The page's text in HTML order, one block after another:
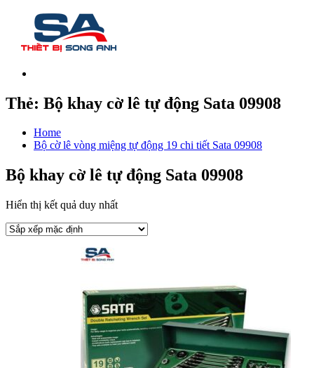
Thẻ: Bộ khay cờ lê tự động Sata 09908
Home
Bộ cờ lê vòng miệng tự động 19 chi tiết Sata 09908
Bộ khay cờ lê tự động Sata 09908
Hiển thị kết quả duy nhất